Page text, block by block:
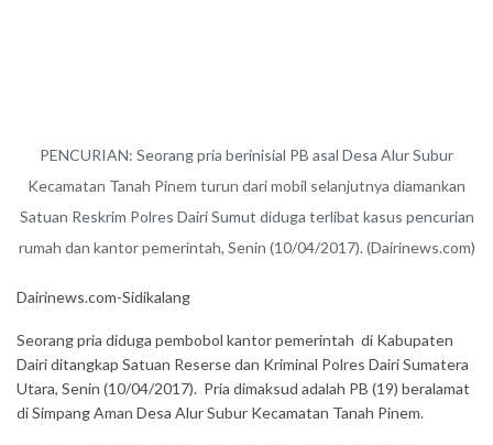
PENCURIAN: Seorang pria berinisial PB asal Desa Alur Subur
Kecamatan Tanah Pinem turun dari mobil selanjutnya diamankan
Satuan Reskrim Polres Dairi Sumut diduga terlibat kasus pencurian
rumah dan kantor pemerintah, Senin (10/04/2017). (Dairinews.com)
Dairinews.com-Sidikalang
Seorang pria diduga pembobol kantor pemerintah di Kabupaten
Dairi ditangkap Satuan Reserse dan Kriminal Polres Dairi Sumatera
Utara, Senin (10/04/2017). Pria dimaksud adalah PB (19) beralamat
di Simpang Aman Desa Alur Subur Kecamatan Tanah Pinem.